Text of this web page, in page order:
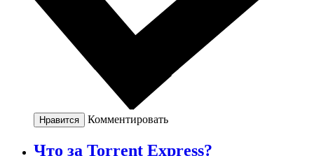
Нравится Комментировать
Что за Torrent Express?